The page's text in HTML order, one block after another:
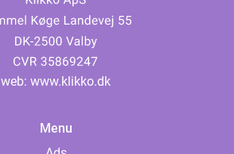
web: www.klikko.dk
Menu